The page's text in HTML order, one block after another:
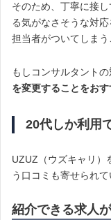
そのため、丁寧に接
る気がなさそうな対
担当者がついてしまう
もしコンサルタント
を変更することをお
20代しか利用
UZUZ（ウズキャリ）
う口コミも寄せられて
紹介できる求人